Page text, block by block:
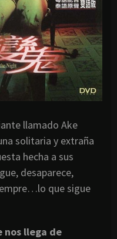
llamado Ake
solitaria y extraña
hecha a sus
desaparece,
que sigue
nos llega de